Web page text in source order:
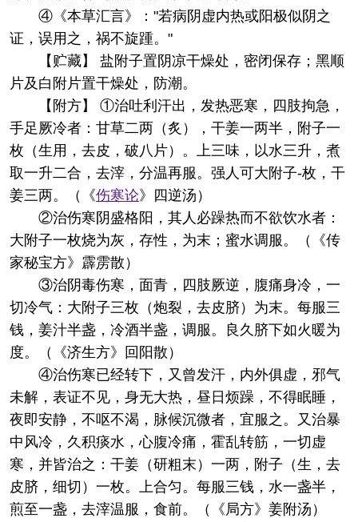
④《本草汇言》："若病阴虚内热或阳极似阴之
证，误用之，祸不旋踵。"
【贮藏】 盐附子置阴凉干燥处，密闭保存；黑顺
片及白附片置干燥处，防潮。
【附方】 ①治吐利汗出，发热恶寒，四肢拘急，
手足厥冷者：甘草二两（炙），干姜一两半，附子一
枚（生用，去皮，破八片）。上三味，以水三升，煮
取一升二合，去滓，分温再服。强人可大附子-枚，干
姜三两。（《伤寒论》四逆汤）
②治伤寒阴盛格阳，其人必躁热而不欲饮水者：
大附子一枚烧为灰，存性，为末；蜜水调服。（《传
家秘宝方》霹雳散）
③治阴毒伤寒，面青，四肢厥逆，腹痛身冷，一
切冷气：大附子三枚（炮裂，去皮脐）为末。每服三
钱，姜汁半盏，冷酒半盏，调服。良久脐下如火暖为
度。（《济生方》回阳散）
④治伤寒已经转下，又曾发汗，内外俱虚，邪气
未解，表证不见，身无大热，昼日烦躁，不得眠睡，
夜即安静，不呕不渴，脉候沉微者，宜服之。又治暴
中风冷，久积痰水，心腹冷痛，霍乱转筋，一切虚
寒，并皆治之：干姜（研粗末）一两，附子（生，去
皮脐，细切）一枚。上合匀。每服三钱，水一盏半，
煎至一盏，去滓温服，食前。（《局方》姜附汤）